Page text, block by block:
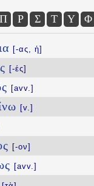
Π Ρ Σ Τ Υ Φ
[-ας, ἡ]
[-ές]
[avv.]
[v.]
[-ον]
[avv.]